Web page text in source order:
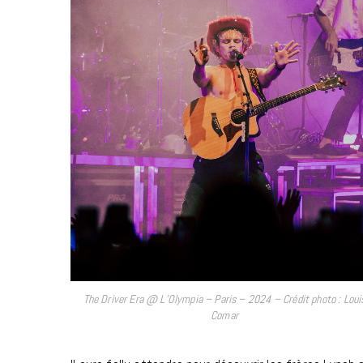
The Driver Era @ L’Olympia – Paris – 2024 – Crédit photo :
Comar